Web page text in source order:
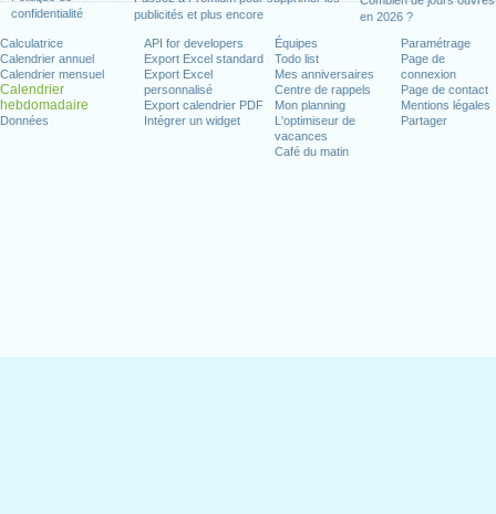
confidentialité
publicités et plus encore
en 2026 ?
Calculatrice
Calendrier annuel
Calendrier mensuel
Calendrier
hebdomadaire
Données
API for developers
Export Excel standard
Export Excel
personnalisé
Export calendrier PDF
Intégrer un widget
Équipes
Todo list
Mes anniversaires
Centre de rappels
Mon planning
L'optimiseur de
vacances
Café du matin
Paramétrage
Page de
connexion
Page de contact
Mentions légales
Partager